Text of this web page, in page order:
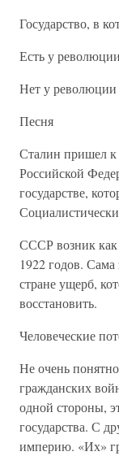
Государство, в
Есть у
Нет у революции
Песня
Сталин пришел к
Российской
государстве,
СССР возник как
1922 годов. Сама
стране ущерб,
восстановить.
Человеческие
Не очень
гражданских
одной стороны,
государства. С
империю. «Их»